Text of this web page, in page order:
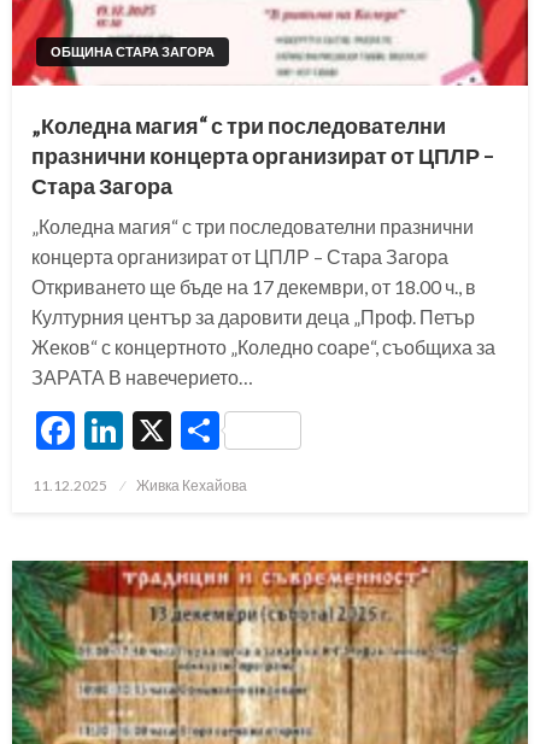
ОБЩИНА СТАРА ЗАГОРА
„Коледна магия“ с три последователни
празнични концерта организират от ЦПЛР –
Стара Загора
„Коледна магия“ с три последователни празнични
концерта организират от ЦПЛР – Стара Загора
Откриването ще бъде на 17 декември, от 18.00 ч., в
Културния център за даровити деца „Проф. Петър
Жеков“ с концертното „Коледно соаре“, съобщиха за
ЗАРАТА В навечерието…
Facebook
LinkedIn
X Share
Posted
11.12.2025 Живка Кехайова